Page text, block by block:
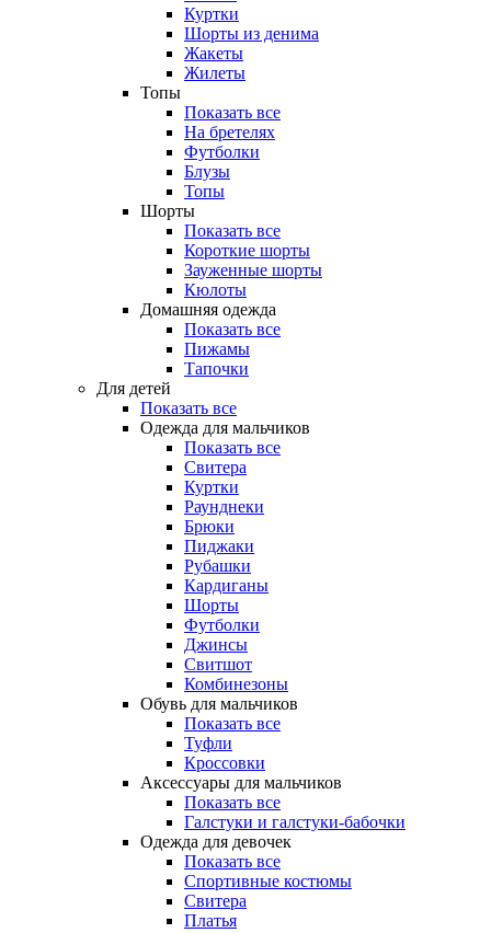
Куртки
Шорты из денима
Жакеты
Жилеты
Топы
Показать все
На бретелях
Футболки
Блузы
Топы
Шорты
Показать все
Короткие шорты
Зауженные шорты
Кюлоты
Домашняя одежда
Показать все
Пижамы
Тапочки
Для детей
Показать все
Одежда для мальчиков
Показать все
Свитера
Куртки
Раунднеки
Брюки
Пиджаки
Рубашки
Кардиганы
Шорты
Футболки
Джинсы
Свитшот
Комбинезоны
Обувь для мальчиков
Показать все
Туфли
Кроссовки
Аксессуары для мальчиков
Показать все
Галстуки и галстуки-бабочки
Одежда для девочек
Показать все
Спортивные костюмы
Свитера
Платья